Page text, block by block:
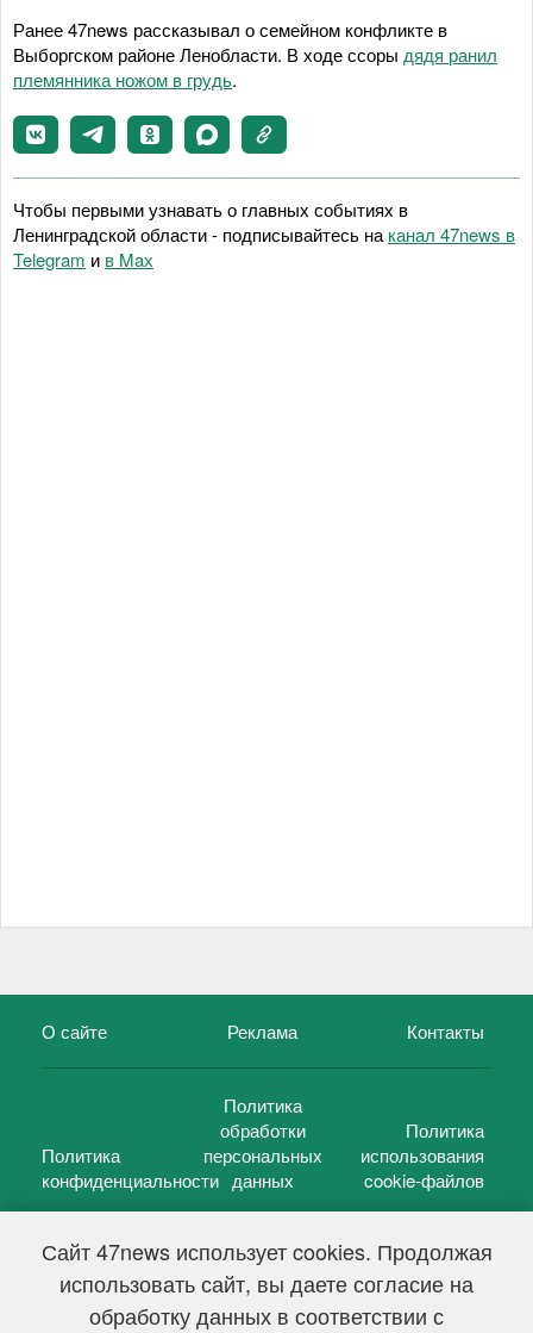
Сайт 47news использует cookies. Продолжая
использовать сайт, вы даете согласие на
обработку данных в соответствии с
Ранее 47news рассказывал о семейном конфликте в
Выборгском районе Ленобласти. В ходе ссоры дядя ранил
племянника ножом в грудь.
Чтобы первыми узнавать о главных событиях в
Ленинградской области - подписывайтесь на канал 47news в
Telegram и в Maх
О сайте Реклама Контакты
Политика
конфиденциальности
Политика
обработки
персональных
данных
Политика
использования
cookie-файлов
47 новостей (47 news)2005 — 2026 г.
Свидетельство о регистрации СМИ Эл № ФС 77-39848, выдано